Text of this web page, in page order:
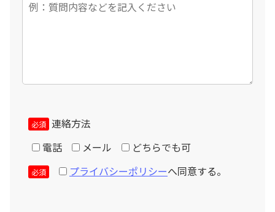
発生致します。
当社と運送組立工事を請け負う業者のみ使用させて頂きま
られた場合を除き、第三者へ提供することはありません。
必須 連絡方法
電話
メール どちらでも可
必須 プライバシーポリシーへ同意する。